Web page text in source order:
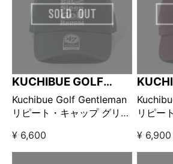
KUCHIBUE GOLF
GENTLEMAN
Kuchibue Golf Gentleman
リピート・キャップ グリー
¥ 6,600
リピー
¥ 6,900